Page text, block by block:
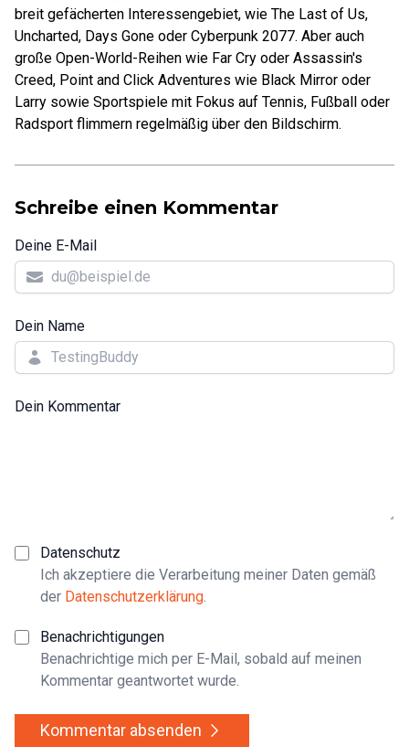
breit gefächerten Interessengebiet, wie The Last of Us,
Uncharted, Days Gone oder Cyberpunk 2077. Aber auch
große Open-World-Reihen wie Far Cry oder Assassin's
Creed, Point and Click Adventures wie Black Mirror oder
Larry sowie Sportspiele mit Fokus auf Tennis, Fußball oder
Radsport flimmern regelmäßig über den Bildschirm.
Schreibe einen Kommentar
Deine E-Mail
Dein Name
Dein Kommentar
Datenschutz
Ich akzeptiere die Verarbeitung meiner Daten gemäß
der Datenschutzerklärung
Benachrichtigungen
Benachrichtige mich per E-Mail, sobald auf meinen
Kommentar geantwortet wurde.
Kommentar absenden